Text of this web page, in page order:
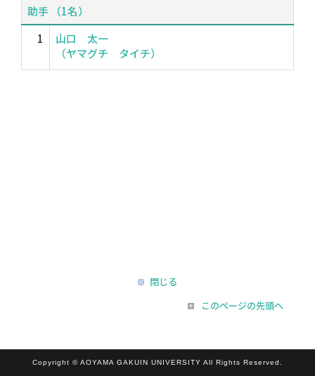
助手 （1名）
1
山口 太一
（ヤマグチ タイチ）
閉じる
このページの先頭へ
Copyright © AOYAMA GAKUIN UNIVERSITY All Rights Reserved.